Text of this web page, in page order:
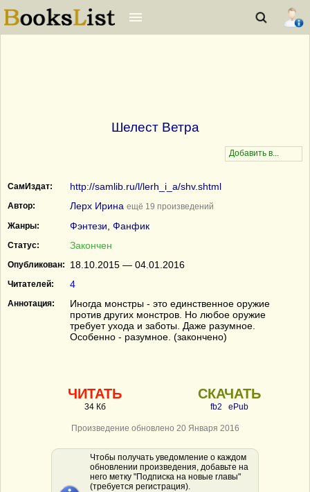
Шелест Ветра
СамИздат: http://samlib.ru/l/lerh_i_a/shv.shtml
Автор: Лерх Ирина ещё 19 произведений
Жанры:
Фэнтези Фанфик
Статус: Закончен
Опубликован: 18.10.2015 — 04.01.2016
Читателей: 4
Аннотация:
Иногда монстры - это единственное оружие
против других монстров. Но любое оружие
требует ухода и заботы. Даже разумное.
Особенно - разумное. (закончено)
ЧИТАТЬ
34 Кб
СКАЧАТЬ
fb2 ePub
Произведение обновлено 20 Января 2016
Чтобы получать уведомление о каждом
обновлении произведения, добавьте на
него метку "Подписка на новые главы"
(требуется регистрация).